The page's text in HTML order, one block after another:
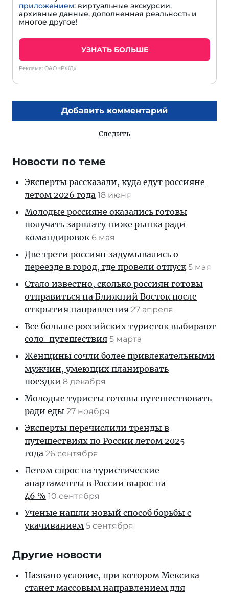
приложением: виртуальные экскурсии,
архивные данные, дополненная реальность и
многое другое!
УЗНАТЬ БОЛЬШЕ
Реклама: ОАО «РЖД»
Добавить комментарий
Следить
Новости по теме
Эксперты рассказали, куда едут россияне
летом 2026 года 18 июня
Молодые россияне оказались готовы
получать зарплату ниже рынка ради
командировок 6 мая
Две трети россиян задумывались о
переезде в город, где провели отпуск 5 мая
Стало известно, сколько россиян готовы
отправиться на Ближний Восток после
открытия направления 27 апреля
Все больше российских туристок выбирают
соло-путешествия 5 марта
Женщины сочли более привлекательными
мужчин, умеющих планировать
поездки 8 декабря
Молодые туристы готовы путешествовать
ради еды 27 ноября
Эксперты перечислили тренды в
путешествиях по России летом 2025
года 26 сентября
Летом спрос на туристические
апартаменты в России вырос на
46 % 10 сентября
Ученые нашли новый способ борьбы с
укачиванием 5 сентября
Другие новости
Названо условие, при котором Мексика
станет массовым направлением для